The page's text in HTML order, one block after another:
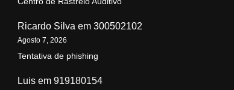
Ricardo Silva em 300502102
Agosto 7, 2026
Tentativa de phishing
Luis em 919180154